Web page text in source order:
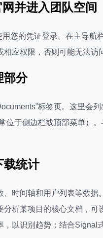
并进入团队空间
您的凭证登录。在主导航
应权限，否则可能无法访
部分
标签页。这里
位于侧边栏或顶部菜单）
载统计
时间轴和用户列表等数
析某项目的核心文档，
以识别趋势；结合Signal